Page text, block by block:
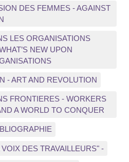
DES FEMMES - AGAINST
LES ORGANISATIONS
NEW UPON
- ART AND REVOLUTION
FRONTIERES - WORKERS
A WORLD TO CONQUER
DES TRAVAILLEURS" -